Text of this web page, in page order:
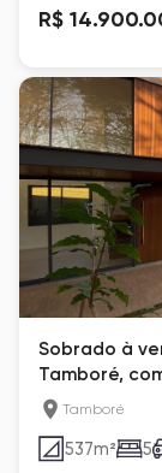
R$
Sobrado à
Tamboré,
Tamboré
537m² 5